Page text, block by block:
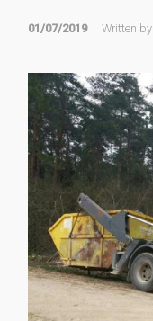
01/07/2019 Written by